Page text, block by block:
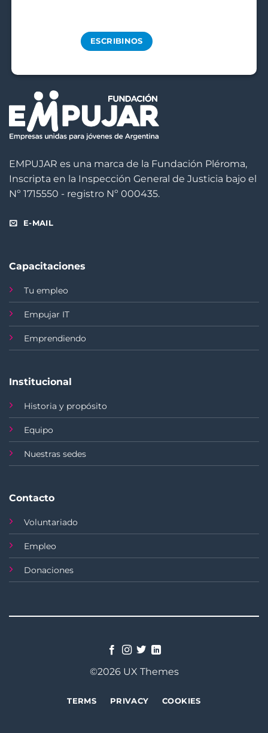
ESCRIBINOS
EMPUJAR es una marca de la Fundación Pléroma,
Inscripta en la Inspección General de Justicia bajo el
Nº 1715550 - registro Nº 000435.
E-MAIL
Capacitaciones
Tu empleo
Empujar IT
Emprendiendo
Institucional
Historia y propósito
Equipo
Nuestras sedes
Contacto
Voluntariado
Empleo
Donaciones
©2026 UX Themes
TERMS PRIVACY COOKIES